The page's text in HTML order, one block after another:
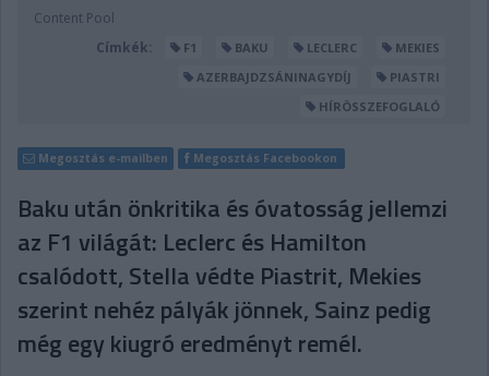
Content Pool
Címkék:
F1 BAKU LECLERC
MEKIES
AZERBAJDZSÁNINAGYDÍJ
PIASTRI
HÍRÖSSZEFOGLALÓ
Megosztás e-mailben Megosztás Facebookon
Baku után önkritika és óvatosság jellemzi
az F1 világát: Leclerc és Hamilton
csalódott, Stella védte Piastrit, Mekies
szerint nehéz pályák jönnek, Sainz pedig
még egy kiugró eredményt remél.